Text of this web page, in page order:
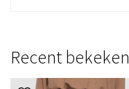
Recent bekeken